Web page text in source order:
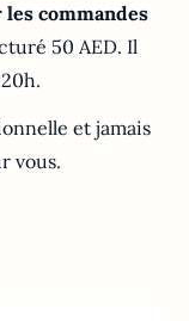
commandes
50 AED. Il
et jamais
vous.